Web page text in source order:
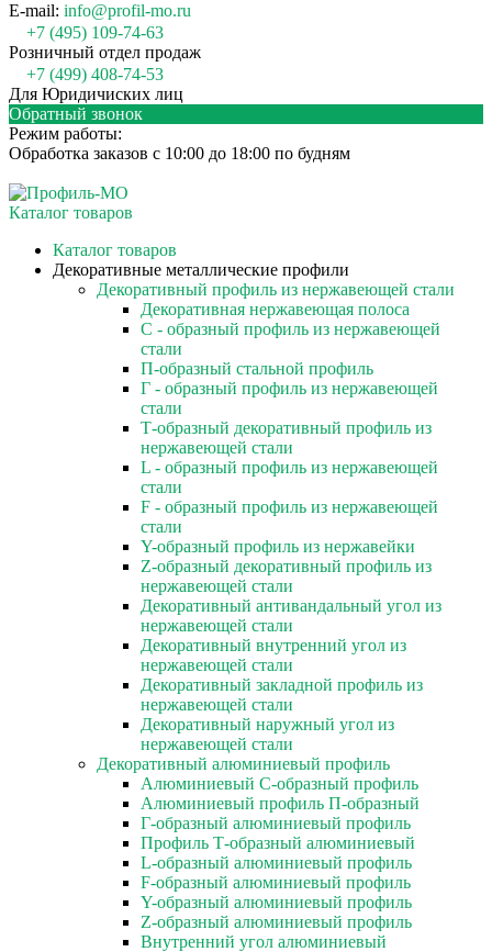
E-mail: info@profil-mo.ru
+7 (495) 109-74-63
Розничный отдел продаж
+7 (499) 408-74-53
Для Юридичиских лиц
Обратный звонок
Режим работы:
Обработка заказов с 10:00 до 18:00 по будням
Каталог товаров
Каталог товаров
Декоративные металлические профили
Декоративный профиль из нержавеющей стали
Декоративная нержавеющая полоса
С - образный профиль из нержавеющей
стали
П-образный стальной профиль
Г - образный профиль из нержавеющей
стали
Т-образный декоративный профиль из
нержавеющей стали
L - образный профиль из нержавеющей
стали
F - образный профиль из нержавеющей
стали
Y-образный профиль из нержавейки
Z-образный декоративный профиль из
нержавеющей стали
Декоративный антивандальный угол из
нержавеющей стали
Декоративный внутренний угол из
нержавеющей стали
Декоративный закладной профиль из
нержавеющей стали
Декоративный наружный угол из
нержавеющей стали
Декоративный алюминиевый профиль
Алюминиевый С-образный профиль
Алюминиевый профиль П-образный
Г-образный алюминиевый профиль
Профиль Т-образный алюминиевый
L-образный алюминиевый профиль
F-образный алюминиевый профиль
Y-образный алюминиевый профиль
Z-образный алюминиевый профиль
Внутренний угол алюминиевый